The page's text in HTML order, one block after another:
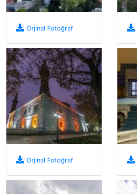
Orjinal Fotoğraf
Orjinal Fotoğraf